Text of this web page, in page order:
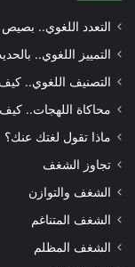
التعدد اللغوي..
التمييز اللغوي..
التصنيف اللغوي.. كيف
محاكاة اللهجات.. كيف
ماذا تقول لغتك عنك؟
تجاوز الشغف
الشغف والتوازن
الشغف المتناغم
الشغف المظلم